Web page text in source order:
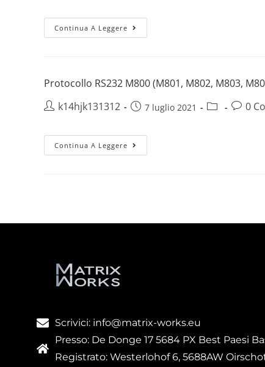
Continua A Leggere
Protocollo RS232 M800 (M801, M802, M803,
k14hjk131312
7 luglio 2021 0
Continua A Leggere
Scrivici: info@matrix-works.eu
Presso: De Donge 17 5684 PX Best Paesi
Registrato: Westerlohof 6, 5688AW